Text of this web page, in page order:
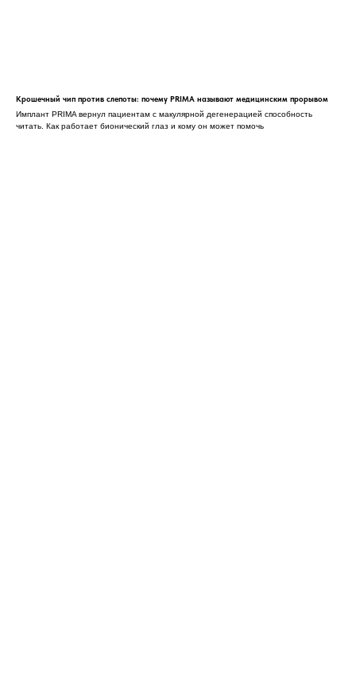
Крошечный чип против слепоты: почему PRIMA называют медицинским прорывом
Имплант PRIMA вернул пациентам с макулярной дегенерацией способность
читать. Как работает бионический глаз и кому он может помочь